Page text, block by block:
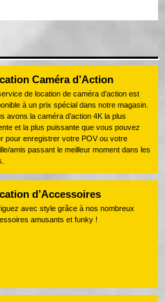
Caméra d’Action
de location de caméra d’action est
à un prix spécial dans notre magasin.
avons la caméra d’action 4K la plus
et la plus puissante que vous pouvez
pour enregistrer votre POV ou votre
amis passant le meilleur moment dans les
d’Accessoires
avec style grâce à nos nombreux
amusants et funky !